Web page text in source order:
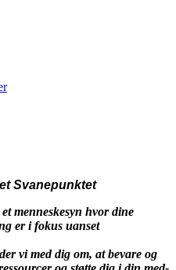
Svanepunktet
menneskesyn hvor dine
er i fokus uanset
vi med dig om, at bevare og